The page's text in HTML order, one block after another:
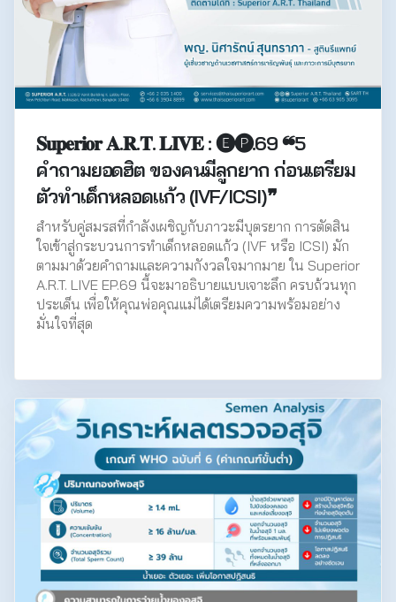
𝐒𝐮𝐩𝐞𝐫𝐢𝐨𝐫 𝐀.𝐑.𝐓. 𝐋𝐈𝐕𝐄 : 🅔🅟.69 ❝5
คำถามยอดฮิต ของคนมีลูกยาก ก่อนเตรียม
ตัวทำเด็กหลอดแก้ว (IVF/ICSI)❞
สำหรับคู่สมรสที่กำลังเผชิญกับภาวะมีบุตรยาก การตัดสิน
ใจเข้าสู่กระบวนการทำเด็กหลอดแก้ว (IVF หรือ ICSI) มัก
ตามมาด้วยคำถามและความกังวลใจมากมาย ใน Superior
A.R.T. LIVE EP.69 นี้จะมาอธิบายแบบเจาะลึก ครบถ้วนทุก
ประเด็น เพื่อให้คุณพ่อคุณแม่ได้เตรียมความพร้อมอย่าง
มั่นใจที่สุด